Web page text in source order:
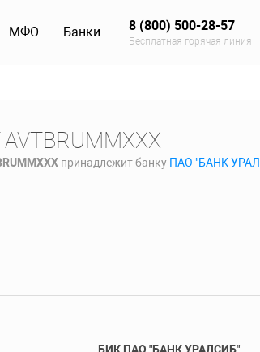
МФО Банки 8 (800) 500-28-57
Бесплатная горячая линия
AVTBRUMMXXX
принадлежит банку ПАО "БАНК